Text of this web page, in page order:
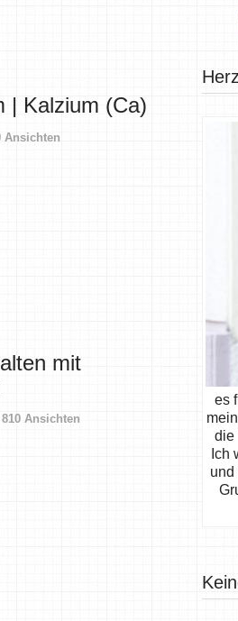
| Kalzium (Ca)
Ansichten
mit
810 Ansichten
es
die
Ich
und